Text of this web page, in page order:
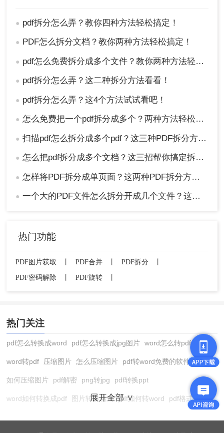
己的需求和实际情况选择合适的方法进行操作。希
望这些方法能够帮助你顺利地拆分PDF文件并保存
下来。
● pdf拆分怎么弄？教你四种方法轻松搞定！
● PDF怎么拆分文档？教你两种方法轻松搞定！
● pdf怎么免费拆分成多个文件？教你两种方法轻松搞定！
● pdf拆分怎么弄？这二种拆分方法看看！
● pdf拆分怎么弄？这4个方法试试看吧！
● 怎么免费把一个pdf拆分成多个？两种方法轻松搞定！
● 扫描pdf怎么拆分成多个pdf？这三种PDF拆分方法轻松搞定！
● 怎么把pdf拆分成多个文档？这三招帮你搞定拆分！
● 怎样将PDF拆分成单页面？这两种PDF拆分方法轻松搞定！
● 一个大的PDF文件怎么拆分开成几个文件？这三种PDF拆分方法轻松搞定！
热门功能
PDF图片获取 PDF合并 PDF拆分
PDF密码解除
PDF旋转
热门关注
pdf怎么转换成word pdf怎么转换成jpg图片 word怎么转pdf
word转pdf 压缩图片 怎么压缩图片 pdf转word免费的软件
如何压缩图片 pdf解密 png转jpg pdf转换ppt
word如何转换成pdf 图片转换格式 pdf如何转word pdf格式转换
展开全部 ∨